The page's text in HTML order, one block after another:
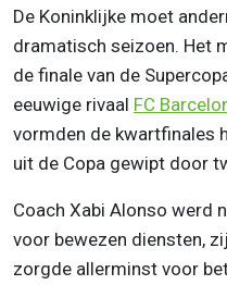
De Koninklijke moet
dramatisch seizoen. Het
de finale van de
eeuwige rivaal FC
vormden de kwartfinales
uit de Copa gewipt door
Coach Xabi Alonso werd
voor bewezen diensten,
zorgde allerminst voor